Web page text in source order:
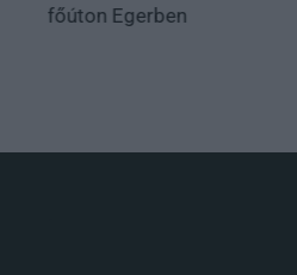
főúton Egerben